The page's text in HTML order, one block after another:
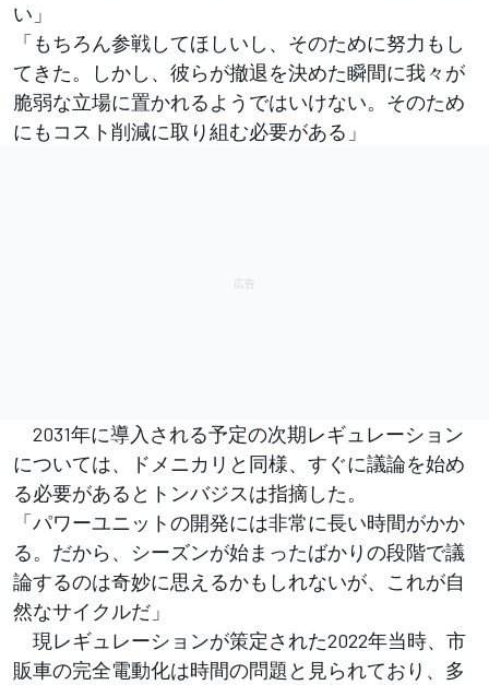
い」
「もちろん参戦してほしいし、そのために努力もし
てきた。しかし、彼らが撤退を決めた瞬間に我々が
脆弱な立場に置かれるようではいけない。そのため
にもコスト削減に取り組む必要がある」
2031年に導入される予定の次期レギュレーション
については、ドメニカリと同様、すぐに議論を始め
る必要があるとトンバジスは指摘した。
「パワーユニットの開発には非常に長い時間がかか
る。だから、シーズンが始まったばかりの段階で議
論するのは奇妙に思えるかもしれないが、これが自
然なサイクルだ」
現レギュレーションが策定された2022年当時、市
販車の完全電動化は時間の問題と見られており、多